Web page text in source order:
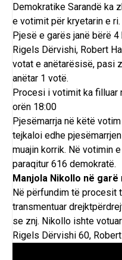
Demokratike Sarandë ka
e votimit për kryetarin e ri.
Pjesë e garës janë bërë
Rigels Dërvishi, Robert
votat e anëtarësisë, pasi
anëtar 1 votë.
Procesi i votimit ka filluar
orën 18:00
Pjesëmarrja në këtë
tejkaloi edhe
muajin korrik. Në votimin
paraqitur 616 demokratë.
Manjola Nikollo në garë
Në përfundim të procesit
transmentuar
se znj. Nikollo ishte
Rigels Dërvishi 60,